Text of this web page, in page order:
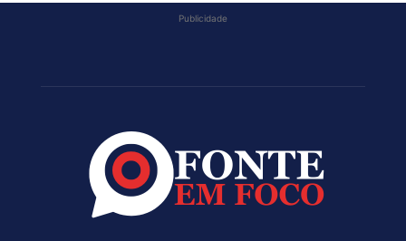
Publicidade